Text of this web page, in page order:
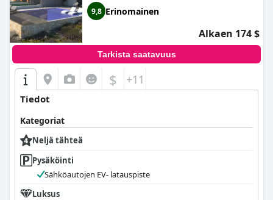
9,8 Erinomainen
Alkaen 174 $
Tarkista saatavuus
$ +11
Tiedot
Kategoriat
Neljä tähteä
Pysäköinti
Sähköautojen EV- latauspiste
Luksus